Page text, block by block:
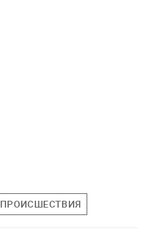
ПРОИСШЕСТВИЯ